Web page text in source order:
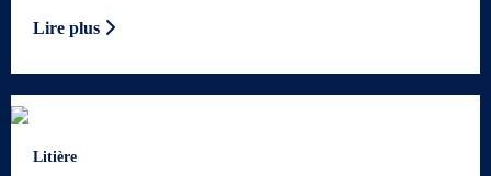
Lire plus
Litière